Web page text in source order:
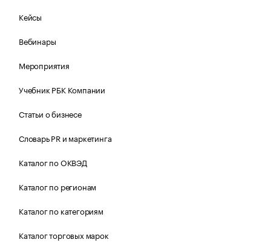
Кейсы
Вебинары
Мероприятия
Учебник РБК Компании
Статьи о бизнесе
Словарь PR и маркетинга
Каталог по ОКВЭД
Каталог по регионам
Каталог по категориям
Каталог торговых марок